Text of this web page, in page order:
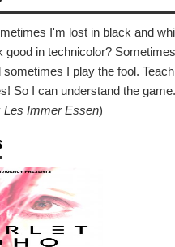
I'm lost in black and
good in technicolor?
sometimes I play the fool.
So I can understand the
Les Immer Essen)